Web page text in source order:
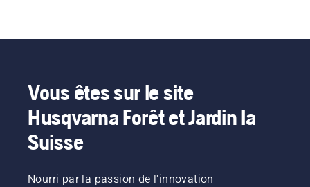
Vous êtes sur le site
Husqvarna Forêt et Jardin la
Suisse
Nourri par la passion de l'innovation